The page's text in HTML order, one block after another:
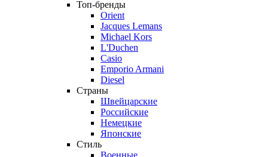
Топ-бренды
Orient
Jacques Lemans
Michael Kors
L'Duchen
Casio
Emporio Armani
Diesel
Страны
Швейцарские
Российские
Немецкие
Японские
Стиль
Военные